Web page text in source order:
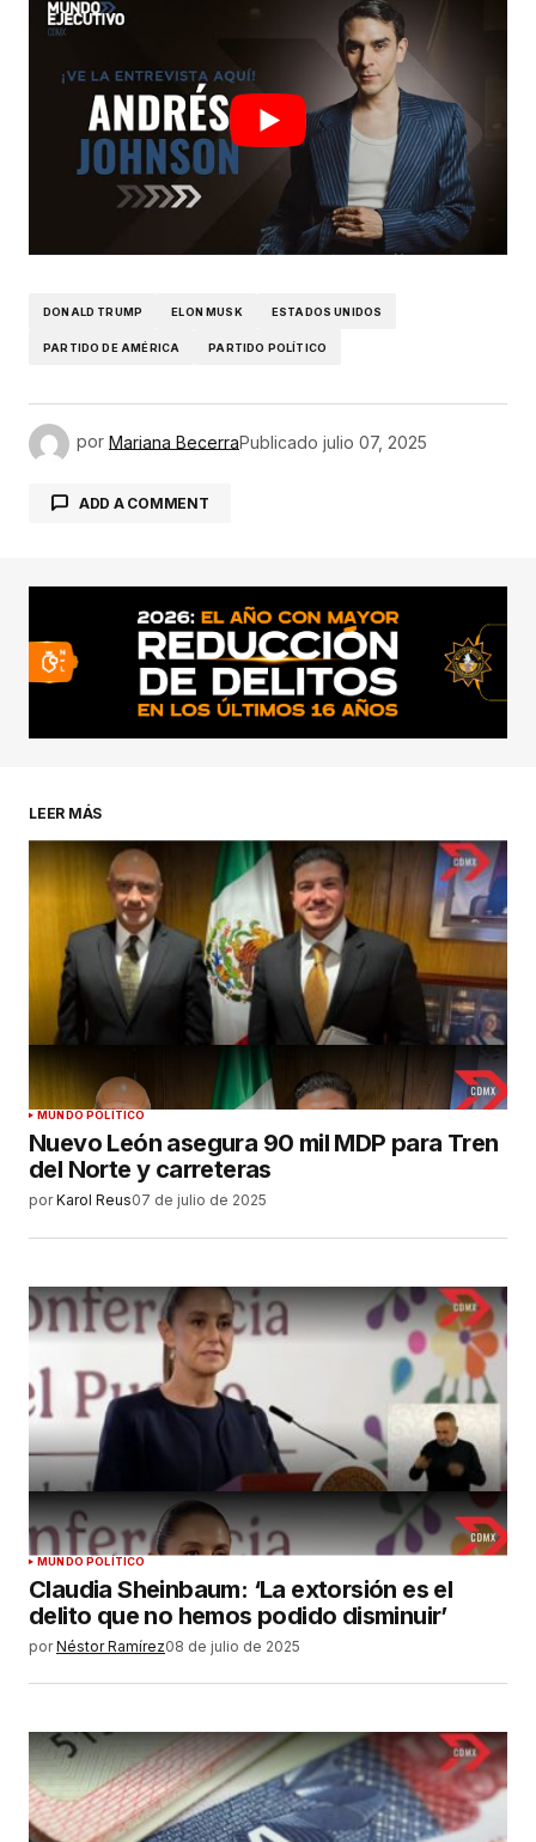
DONALD TRUMP ELON MUSK ESTADOS UNIDOS
PARTIDO DE AMÉRICA PARTIDO POLÍTICO
por Mariana BecerraPublicado julio 07, 2025
ADD A COMMENT
conectado
LEER MÁS
MUNDO POLÍTICO
Nuevo León asegura 90 mil MDP para Tren
del Norte y carreteras
por Karol Reus07 de julio de 2025
MUNDO POLÍTICO
Claudia Sheinbaum: ‘La extorsión es el
delito que no hemos podido disminuir’
por Néstor Ramírez08 de julio de 2025